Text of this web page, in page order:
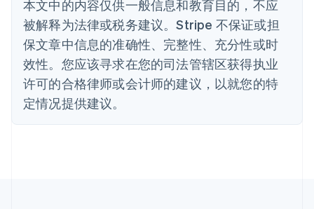
本文中的内容仅供一般信息和教育目的，不应
被解释为法律或税务建议。Stripe 不保证或担
保文章中信息的准确性、完整性、充分性或时
效性。您应该寻求在您的司法管辖区获得执业
许可的合格律师或会计师的建议，以就您的特
定情况提供建议。
德国
DeutschEnglish
法国
FrançaisEnglish
芬兰
EnglishSvenska